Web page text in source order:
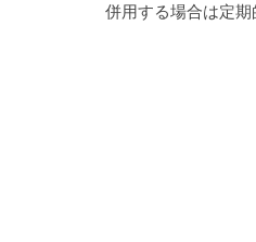
併用する場合は定期